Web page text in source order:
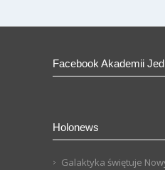
Facebook Akademii
Holonews
Galaktyka świętuje